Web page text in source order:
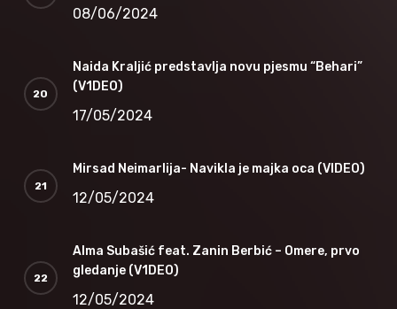
08/06/2024
Naida Kraljić predstavlja novu pjesmu “Behari”
(V1DEO)
17/05/2024
Mirsad Neimarlija- Navikla je majka oca (VIDEO)
12/05/2024
Alma Subašić feat. Zanin Berbić – Omere, prvo
gledanje (V1DEO)
12/05/2024